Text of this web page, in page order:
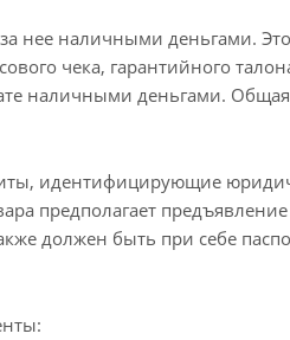
нее наличными деньгами.
чека, гарантийного
наличными деньгами.
идентифицирующие
предполагает
должен быть при себе